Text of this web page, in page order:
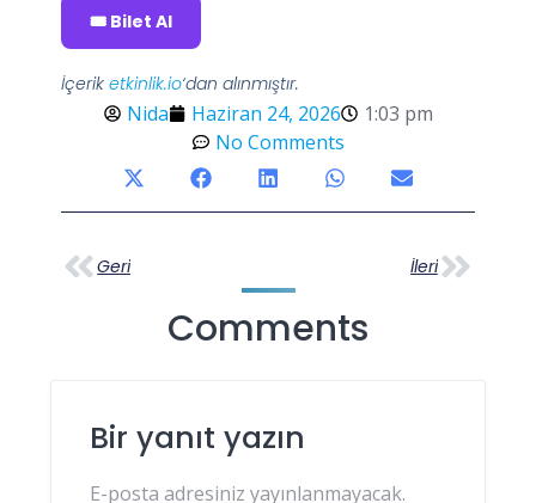
🎟️ Bilet Al
İçeriketkinlik.io‘dan alınmıştır.
Nida Haziran 24, 2026
1:03 pm
No Comments
Geri İleri
Comments
Bir yanıt yazın
E-posta adresiniz yayınlanmayacak.